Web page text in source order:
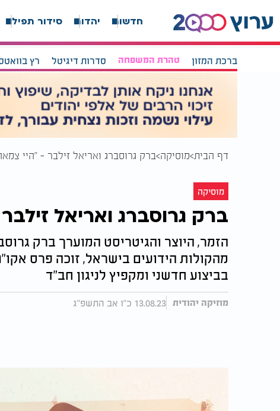
חדשות יהדות סידור תפילה
ברכת המזון טהרת המשפחה סדרות דיגיטל רץ
דף הבית מוסיקה ברק גרוסברג ואריאל זילבר - "היי
מוסיקה
ברק גרוסברג ואריאל
הזמר, היוצר והגיטריסט המוערך ברק
מהקולות הידועים בישראל, זוכה פרס
בביצוע חדשני ומקפיץ לניגון חב"ד
מוזיקה יהודית 13.08.23 כ"ו אב התשפ"ג